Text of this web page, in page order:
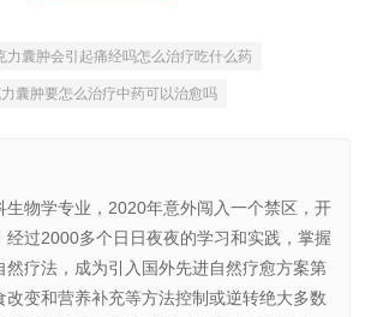
力囊肿会引起痛经吗怎么治疗吃什么药
囊肿要怎么治疗中药可以治愈吗
生物学专业，2020年意外闯入一个禁区，开
经过2000多个日日夜夜的学习和实践，掌握
然疗法，成为引入国外先进自然疗愈方案第
改变和营养补充等方法控制或逆转绝大多数